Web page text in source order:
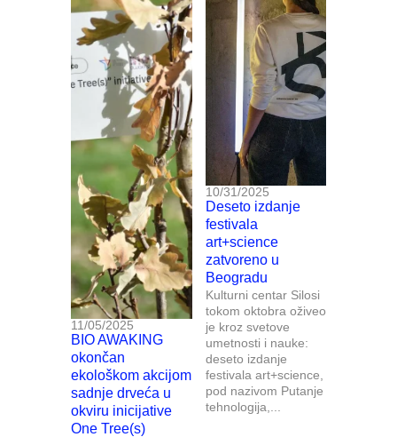
11/05/2025
BIO AWAKING
okončan
ekološkom akcijom
sadnje drveća u
okviru inicijative
One Tree(s)
10/31/2025
Deseto izdanje
festivala
art+science
zatvoreno u
Beogradu
Kulturni centar Silosi
tokom oktobra oživeo
je kroz svetove
umetnosti i nauke:
deseto izdanje
festivala art+science,
pod nazivom Putanje
tehnologija,...